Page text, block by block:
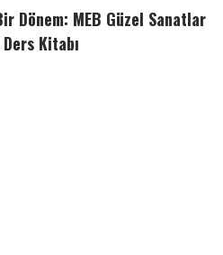
Dönem: MEB Güzel Sanatlar
Kitabı